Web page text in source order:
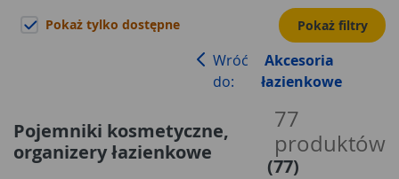
Pokaż tylko dostępne Pokaż filtry
Wróć
do:
Akcesoria
łazienkowe
Pojemniki kosmetyczne,
organizery łazienkowe
77
produktów
(77)